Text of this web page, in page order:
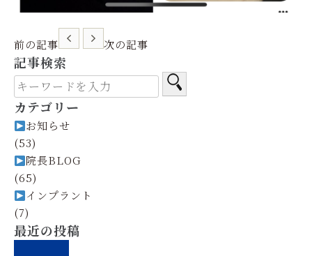
前の記事 次の記事
記事検索
カテゴリー
お知らせ
(53)
院長BLOG
(65)
インプラント
(7)
最近の投稿